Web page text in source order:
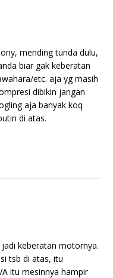
mending tunda dulu,
biar gak keberatan
etc. aja yg masih
dibikin jangan
aja banyak koq
di atas.
keberatan motornya.
tsb di atas, itu
itu mesinnya hampir